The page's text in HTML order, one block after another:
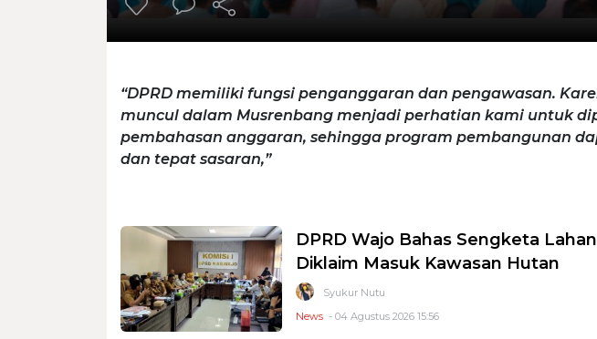
“DPRD memiliki fungsi penganggaran dan pengawasan.
muncul dalam Musrenbang menjadi perhatian kami untuk
pembahasan anggaran, sehingga program pembangunan
dan tepat sasaran,”
DPRD Wajo Bahas Sengketa
Diklaim Masuk Kawasan Hutan
Syukur Nutu
News - 04 Agustus 2026 15:56